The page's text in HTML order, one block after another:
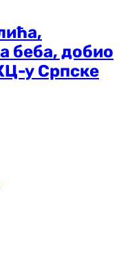
беба, добио
у Српске